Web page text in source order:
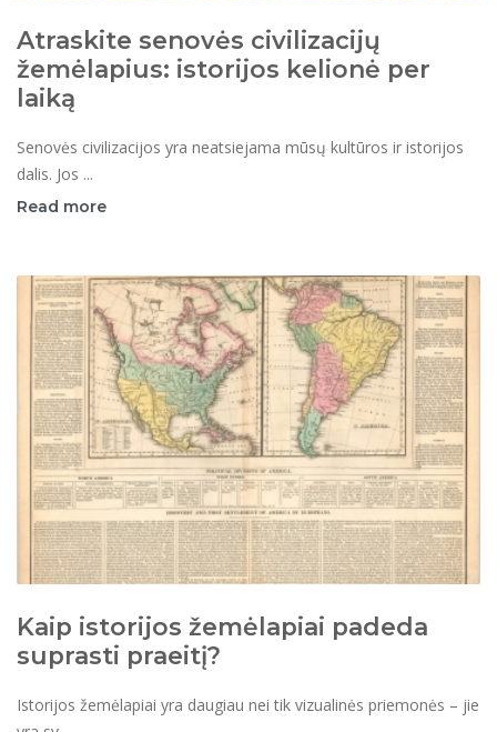
Atraskite senovės civilizacijų
žemėlapius: istorijos kelionė per
laiką
Senovės civilizacijos yra neatsiejama mūsų kultūros ir istorijos
dalis. Jos ...
Read more
Kaip istorijos žemėlapiai padeda
suprasti praeitį?
Istorijos žemėlapiai yra daugiau nei tik vizualinės priemonės – jie